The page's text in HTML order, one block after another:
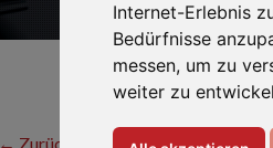
Internet-Erlebnis
Bedürfnisse
messen, um zu
weiter zu
← Zurück zum Hersteller